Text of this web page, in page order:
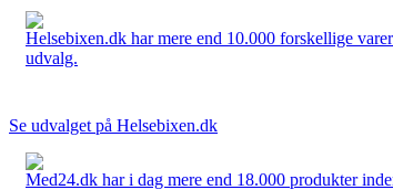
Helsebixen.dk har mere end 10.000 forskellige
udvalg.
Se udvalget på Helsebixen.dk
Med24.dk har i dag mere end 18.000 produkter